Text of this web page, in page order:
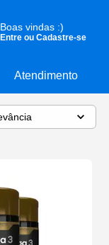
Atendimento
Boas vindas :)
Entre ou Cadastre-se